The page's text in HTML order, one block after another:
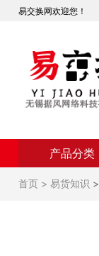
易交换网欢迎您！
产品分类
首页 > 易货知识 >